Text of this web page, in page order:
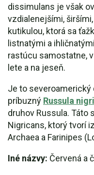
dissimulans je však
vzdialenejšími,
kutikulou, ktorá sa
listnatými a
rastúcu samostatne,
lete a na jeseň.
Je to severoamerický
príbuzný Russula
druhov Russula. Táto
Nigricans, ktorý tvorí
Archaea a Farinipes
Iné názvy: Červená a